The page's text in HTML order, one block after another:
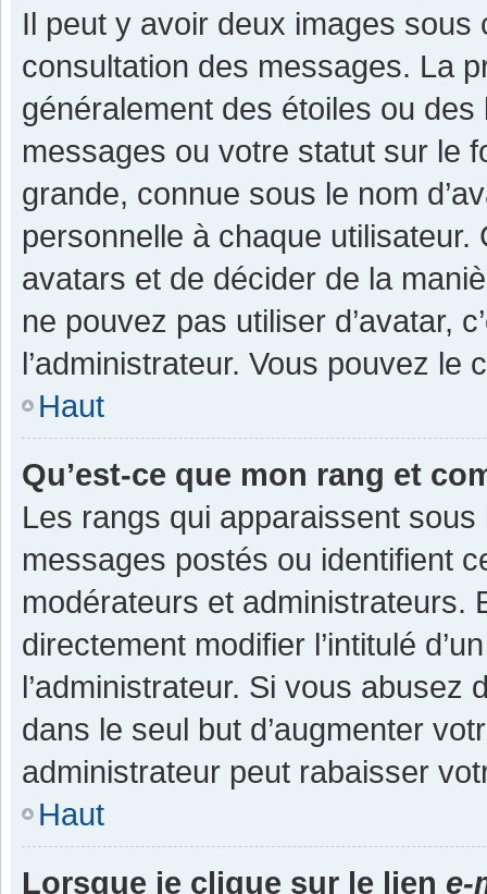
Il peut y avoir deux images sous
consultation des messages. La
généralement des étoiles ou
messages ou votre statut sur le
grande, connue sous le nom
personnelle à chaque utilisateur.
avatars et de décider de la
ne pouvez pas utiliser d’avatar,
l’administrateur. Vous pouvez
Haut
Qu’est-ce que mon rang et
Les rangs qui apparaissent
messages postés ou identifient
modérateurs et administrateurs.
directement modifier l’intitulé
l’administrateur. Si vous
dans le seul but d’augmenter
administrateur peut rabaisser
Haut
Lorsque je clique sur le lien e-